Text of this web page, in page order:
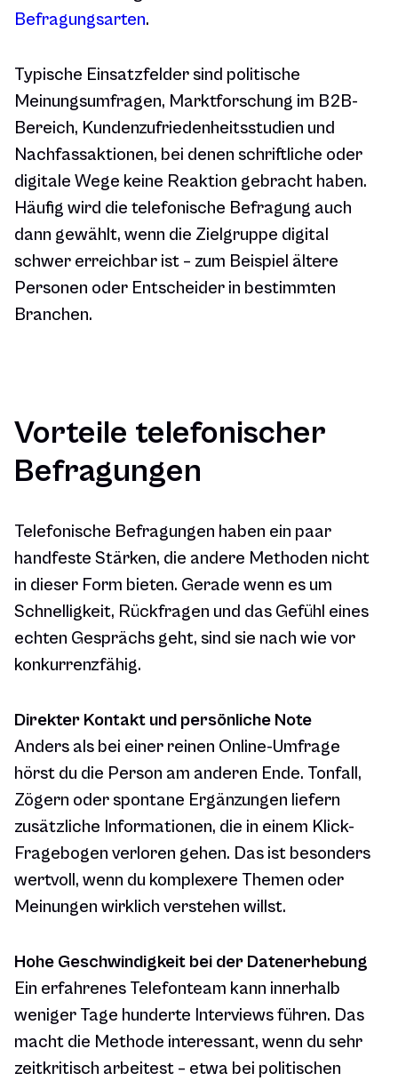
Befragungsarten.
Typische Einsatzfelder sind politische
Meinungsumfragen, Marktforschung im B2B-
Bereich, Kundenzufriedenheitsstudien und
Nachfassaktionen, bei denen schriftliche oder
digitale Wege keine Reaktion gebracht haben.
Häufig wird die telefonische Befragung auch
dann gewählt, wenn die Zielgruppe digital
schwer erreichbar ist – zum Beispiel ältere
Personen oder Entscheider in bestimmten
Branchen.
Vorteile telefonischer
Befragungen
Telefonische Befragungen haben ein paar
handfeste Stärken, die andere Methoden nicht
in dieser Form bieten. Gerade wenn es um
Schnelligkeit, Rückfragen und das Gefühl eines
echten Gesprächs geht, sind sie nach wie vor
konkurrenzfähig.
Direkter Kontakt und persönliche Note
Anders als bei einer reinen Online-Umfrage
hörst du die Person am anderen Ende. Tonfall,
Zögern oder spontane Ergänzungen liefern
zusätzliche Informationen, die in einem Klick-
Fragebogen verloren gehen. Das ist besonders
wertvoll, wenn du komplexere Themen oder
Meinungen wirklich verstehen willst.
Hohe Geschwindigkeit bei der Datenerhebung
Ein erfahrenes Telefonteam kann innerhalb
weniger Tage hunderte Interviews führen. Das
macht die Methode interessant, wenn du sehr
zeitkritisch arbeitest – etwa bei politischen